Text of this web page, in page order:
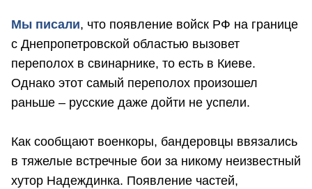
Мы писали, что появление войск РФ на границе
с Днепропетровской областью вызовет
переполох в свинарнике, то есть в Киеве.
Однако этот самый переполох произошел
раньше – русские даже дойти не успели.
Как сообщают военкоры, бандеровцы ввязались
в тяжелые встречные бои за никому неизвестный
хутор Надеждинка. Появление частей,